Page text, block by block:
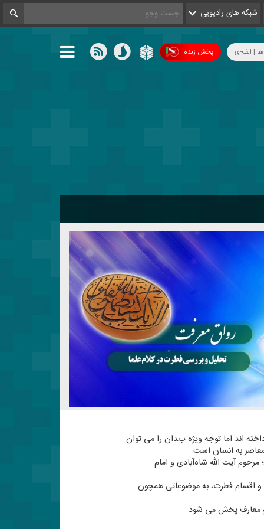
شبکه های رادیویی
پخش زنده ها | الف-ی
اند اما توجه ویژه بدان را می توان
به انسان است.
نگاه آیات عظام؛ مرحوم آیت الله شاه‌آبادی و امام
اقسام فطرت، به موضوعاتی همچون